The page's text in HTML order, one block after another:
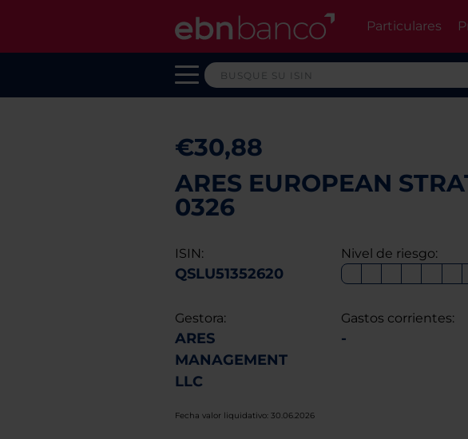
Particulares
€30,88
ARES EUROPEAN
0326
ISIN:
QSLU51352620
Nivel de riesgo:
Gestora:
ARES
MANAGEMENT
LLC
Gastos corrientes:
-
Fecha valor liquidativo: 30.06.2026